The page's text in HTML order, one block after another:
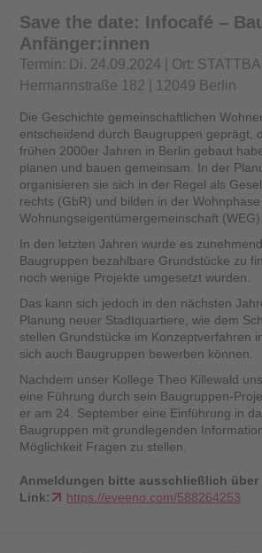
Save the date: Infocafé –
Anfänger:innen
Termin: Di. 24.09.2024 | Ort:
Hermannstraße 182 | 12049 Berlin
Die Geschichte gemeinschaftlichen
entscheidend durch Baugruppen geprägt,
frühen 2000er Jahren in Berlin gebaut
planen und bauen gemeinsam. In der
organisieren sie sich in der Regel als
rechts (GbR) und bilden in der
Wohnungseigentümergemeinschaft (WEG).
In den letzten Jahren wurde es
Baugruppen bezahlbare Grundstücke zu
noch wenige Projekte umgesetzt wurden.
Das kann sich jedoch in den nächsten
Planung neuer Stadtquartiere, wie dem
stellen Grundstücke im Konzeptverfahren
sich auch Baugruppen bewerben können.
Nachdem unser Kollege Theo Killewald
eine Führung durch sein Baugruppen-
er am 24. September eine Einführung in
Baugruppen mit grundlegenden
Möglichkeit Fragen zu stellen.
Anmeldungen bitte ausschließlich über
Link:
https://eveeno.com/588264253